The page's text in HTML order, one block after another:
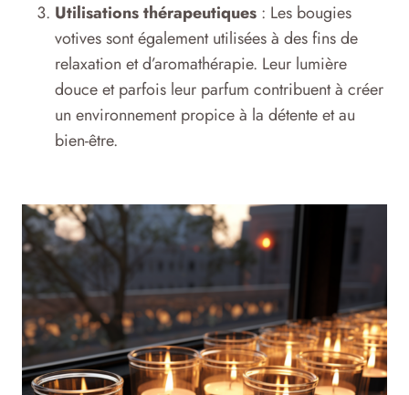
Utilisations thérapeutiques : Les bougies
votives sont également utilisées à des fins de
relaxation et d’aromathérapie. Leur lumière
douce et parfois leur parfum contribuent à créer
un environnement propice à la détente et au
bien-être.